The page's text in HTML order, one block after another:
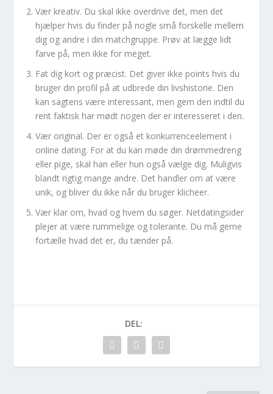
Vær kreativ. Du skal ikke overdrive det, men det
hjælper hvis du finder på nogle små forskelle mellem
dig og andre i din matchgruppe. Prøv at lægge lidt
farve på, men ikke for meget.
Fat dig kort og præcist. Det giver ikke points hvis du
bruger din profil på at udbrede din livshistorie. Den
kan sagtens være interessant, men gem den indtil du
rent faktisk har mødt nogen der er interesseret i den.
Vær original. Der er også et konkurrenceelement i
online dating. For at du kan møde din drømmedreng
eller pige, skal han eller hun også vælge dig. Muligvis
blandt rigtig mange andre. Det handler om at være
unik, og bliver du ikke når du bruger klicheer.
Vær klar om, hvad og hvem du søger. Netdatingsider
plejer at være rummelige og tolerante. Du må gerne
fortælle hvad det er, du tænder på.
DEL: